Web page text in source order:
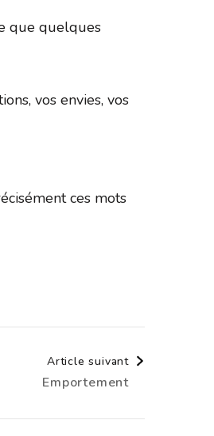
que quelques
vos envies, vos
ces mots
Article suivant
Emportement